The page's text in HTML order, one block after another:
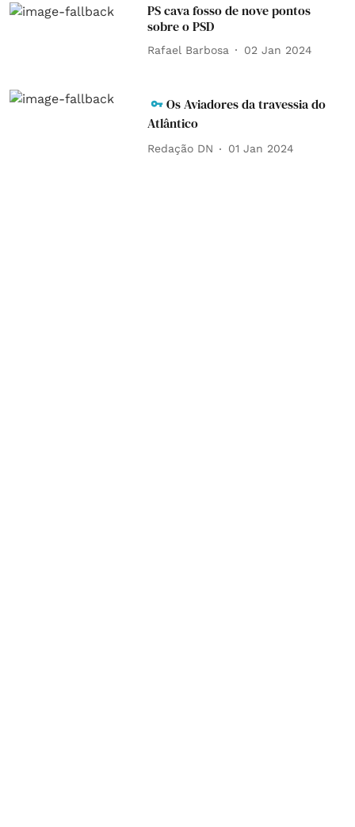
PS cava fosso de nove pontos
sobre o PSD
Rafael Barbosa 02 Jan 2024
Os Aviadores da travessia do
Atlântico
Redação DN 01 Jan 2024